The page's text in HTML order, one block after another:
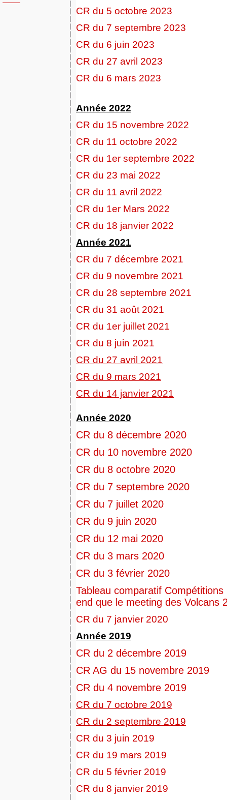
CR du 5 octobre 2023
CR du 7 septembre 2023
CR du 6 juin 2023
CR du 27 avril 2023
CR du 6 mars 2023
Année 2022
CR du 15 novembre 2022
CR du 11 octobre 2022
CR du 1er septembre 2022
CR du 23 mai 2022
CR du 11 avril 2022
CR du 1er Mars 2022
CR du 18 janvier 2022
Année 2021
CR du 7 décembre 2021
CR du 9 novembre 2021
CR du 28 septembre 2021
CR du 31 août 2021
CR du 1er juillet 2021
CR du 8 juin 2021
CR du 27 avril 2021
CR du 9 mars 2021
CR du 14 janvier 2021
Année 2020
CR du 8 décembre 2020
CR du 10 novembre 2020
CR du 8 octobre 2020
CR du 7 septembre 2020
CR du 7 juillet 2020
CR du 9 juin 2020
CR du 12 mai 2020
CR du 3 mars 2020
CR du 3 février 2020
Tableau comparatif
end que le meeting des Volcans
CR du 7 janvier 2020
Année 2019
CR du 2 décembre 2019
CR AG du 15 novembre 2019
CR du 4 novembre 2019
CR du 7 octobre 2019
CR du 2 septembre 2019
CR du 3 juin 2019
CR du 19 mars 2019
CR du 5 février 2019
CR du 8 janvier 2019